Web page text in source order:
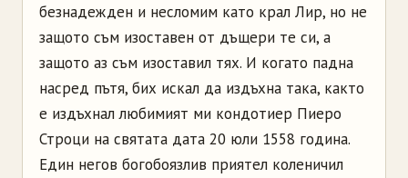
безнадежден и несломим като крал Лир, но не
защото съм изоставен от дъщери те си, а
защото аз съм изоставил тях. И когато падна
насред пътя, бих искал да издъхна така, както
е издъхнал любимият ми кондотиер Пиеро
Строци на святата дата 20 юли 1558 година.
Един негов богобоязлив приятел коленичил